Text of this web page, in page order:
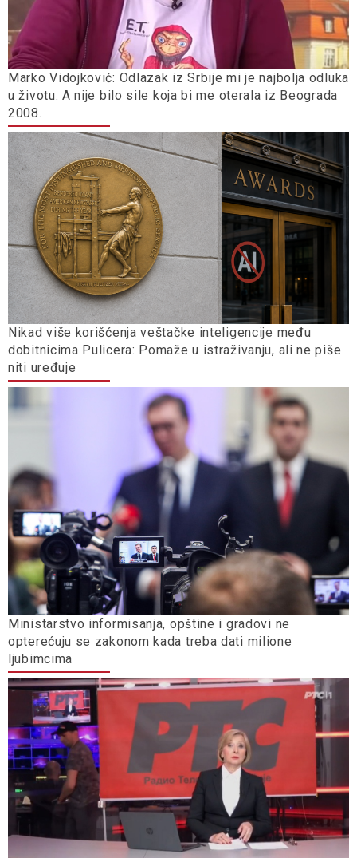
Marko Vidojković: Odlazak iz Srbije mi je najbolja odluka
u životu. A nije bilo sile koja bi me oterala iz Beograda
2008.
Nikad više korišćenja veštačke inteligencije među
dobitnicima Pulicera: Pomaže u istraživanju, ali ne piše
niti uređuje
Ministarstvo informisanja, opštine i gradovi ne
opterećuju se zakonom kada treba dati milione
ljubimcima